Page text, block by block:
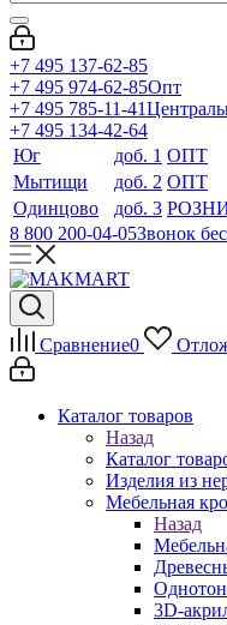
+7 495 137-62-85
+7 495 974-62-85Опт
+7 495 785-11-41
+7 495 134-42-64
Юг
доб. 1 ОПТ
Мытищи
доб. 2 ОПТ
Одинцово
доб. 3
8 800 200-04-05Звонок
Сравнение0
Каталог товаров
Назад
Каталог
Изделия из
Мебельная
Назад
3D-